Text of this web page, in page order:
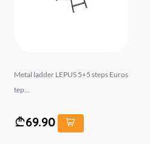
Metal ladder LEPUS 5+5 steps Euros
tep...
69.90